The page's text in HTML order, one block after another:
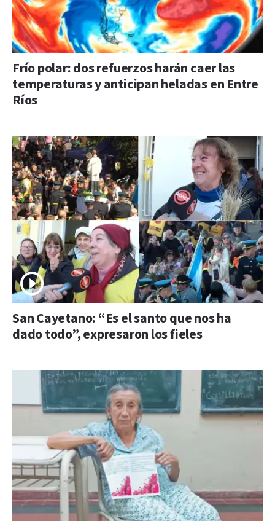
Frío polar: dos refuerzos harán caer las
temperaturas y anticipan heladas en Entre
Ríos
San Cayetano: “Es el santo que nos ha
dado todo”, expresaron los fieles